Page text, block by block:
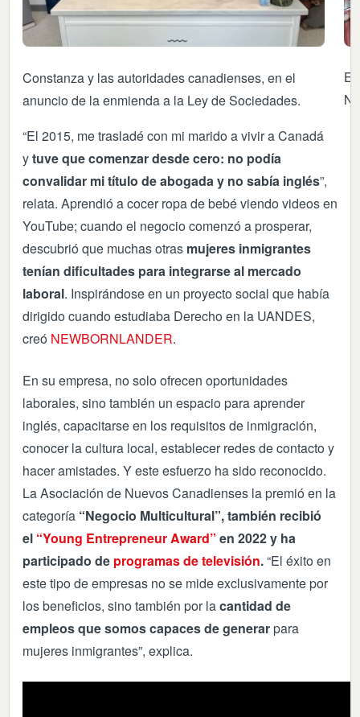
Constanza y las autoridades canadienses, en el
anuncio de la enmienda a la Ley de Sociedades.
“El 2015, me trasladé con mi marido a vivir a Canadá
ytuve que comenzar desde cero: no podía
convalidar mi título de abogada y no sabía inglés”,
relata. Aprendió a cocer ropa de bebé viendo videos en
YouTube; cuando el negocio comenzó a prosperar,
descubrió que muchas otras mujeres inmigrantes
tenían dificultades para integrarse al mercado
laboral. Inspirándose en un proyecto social que había
dirigido cuando estudiaba Derecho en la UANDES,
creó NEWBORNLANDER.
En su empresa, no solo ofrecen oportunidades
laborales, sino también un espacio para aprender
inglés, capacitarse en los requisitos de inmigración,
conocer la cultura local, establecer redes de contacto y
hacer amistades. Y este esfuerzo ha sido reconocido.
La Asociación de Nuevos Canadienses la premió en la
categoría “Negocio Multicultural”, también recibió
el “Young Entrepreneur Award” en 2022 y ha
participado de programas de televisión.“El éxito en
este tipo de empresas no se mide exclusivamente por
los beneficios, sino también por lacantidad de
empleos que somos capaces de generarpara
mujeres inmigrantes”, explica.